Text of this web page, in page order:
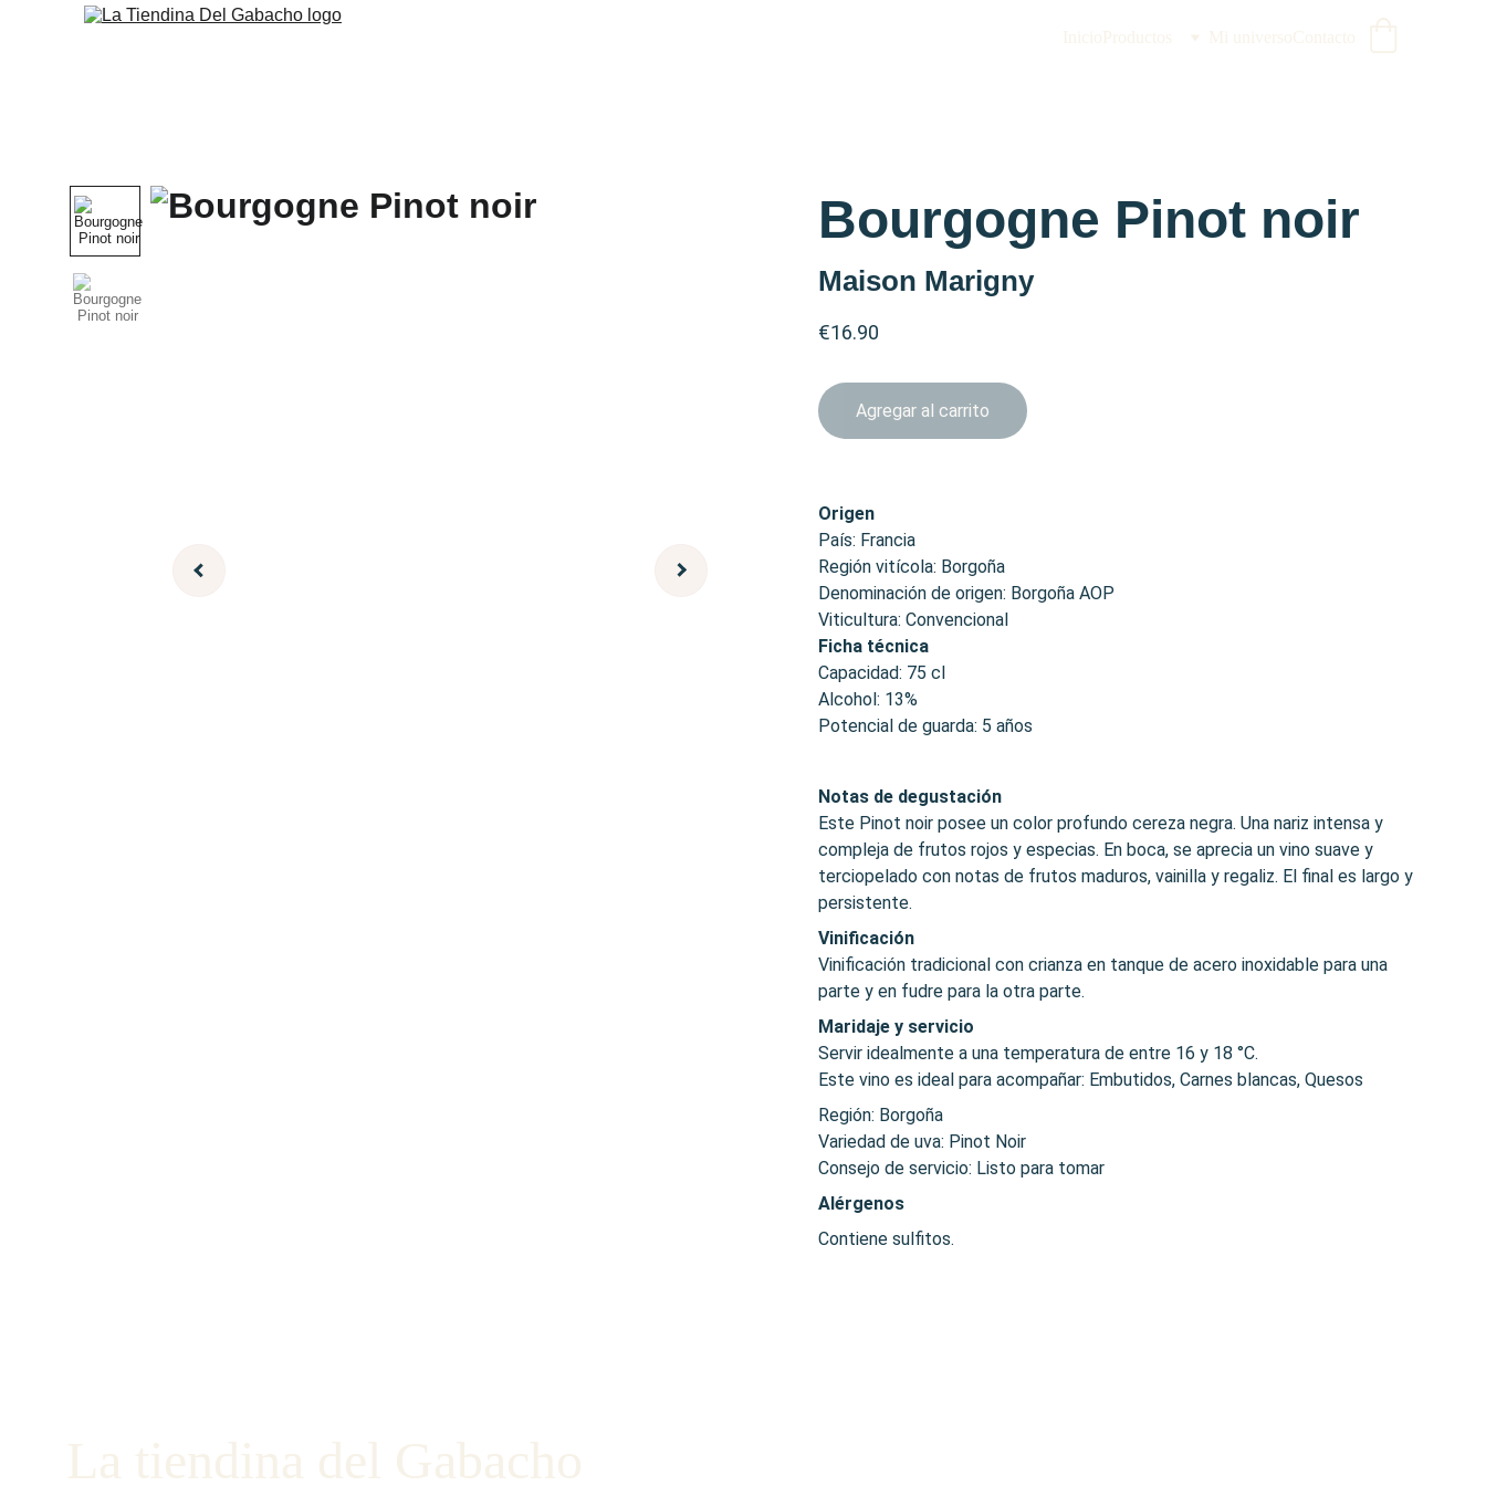
Bourgogne Pinot noir
Maison Marigny
€16.90
Agregar al carrito
Origen
País: Francia
Región vitícola: Borgoña
Denominación de origen: Borgoña AOP
Viticultura: Convencional
Ficha técnica
Capacidad: 75 cl
Alcohol: 13%
Potencial de guarda: 5 años
Notas de degustación
Este Pinot noir posee un color profundo cereza negra. Una nariz intensa y
compleja de frutos rojos y especias. En boca, se aprecia un vino suave y
terciopelado con notas de frutos maduros, vainilla y regaliz. El final es largo y
persistente.
Vinificación
Vinificación tradicional con crianza en tanque de acero inoxidable para una
parte y en fudre para la otra parte.
Maridaje y servicio
Servir idealmente a una temperatura de entre 16 y 18 °C.
Este vino es ideal para acompañar: Embutidos, Carnes blancas, Quesos
Región: Borgoña
Variedad de uva: Pinot Noir
Consejo de servicio: Listo para tomar
Alérgenos
Contiene sulfitos.